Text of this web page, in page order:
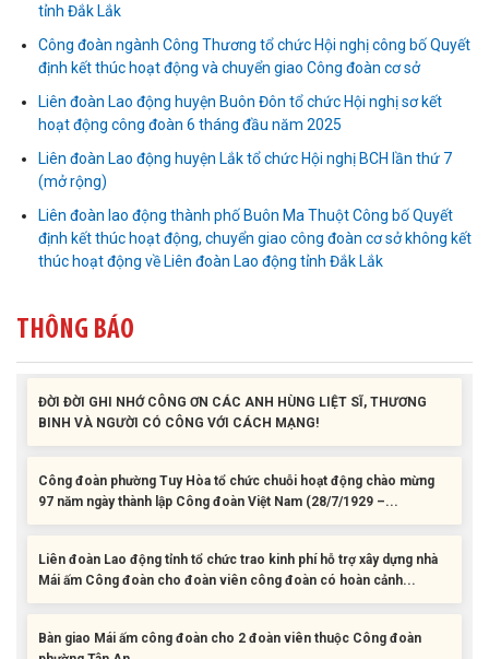
tỉnh Đắk Lắk
Công đoàn ngành Công Thương tổ chức Hội nghị công bố Quyết
định kết thúc hoạt động và chuyển giao Công đoàn cơ sở
Liên đoàn Lao động huyện Buôn Đôn tổ chức Hội nghị sơ kết
hoạt động công đoàn 6 tháng đầu năm 2025
Liên đoàn Lao động huyện Lắk tổ chức Hội nghị BCH lần thứ 7
(mở rộng)
Liên đoàn lao động thành phố Buôn Ma Thuột Công bố Quyết
định kết thúc hoạt động, chuyển giao công đoàn cơ sở không kết
thúc hoạt động về Liên đoàn Lao động tỉnh Đắk Lắk
THÔNG BÁO
Liên đoàn Lao động tỉnh tổ chức trao kinh phí hỗ trợ xây dựng nhà
phường Tân An
Công đoàn phường Tuy Hòa tổ chức chuỗi hoạt động chào mừng
Liên đoàn Lao động tỉnh tổ chức trao kinh phí hỗ trợ xây dựng nhà
Bàn giao Mái ấm công đoàn cho 2 đoàn viên thuộc Công đoàn